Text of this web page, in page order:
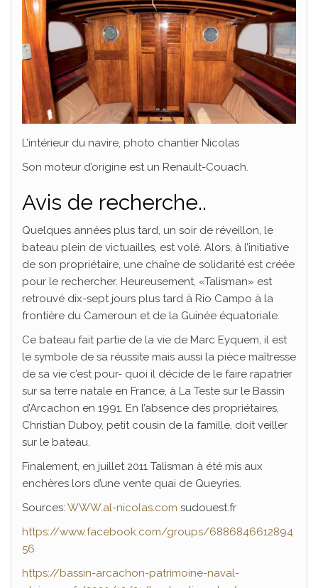
L’intérieur du navire, photo chantier Nicolas
Son moteur d’origine est un Renault-Couach.
Avis de recherche..
Quelques années plus tard, un soir de réveillon, le
bateau plein de victuailles, est volé. Alors, à l’initiative
de son propriétaire, une chaîne de solidarité est créée
pour le rechercher. Heureusement, «Talisman» est
retrouvé dix-sept jours plus tard à Rio Campo à la
frontière du Cameroun et de la Guinée équatoriale.
Ce bateau fait partie de la vie de Marc Eyquem, il est
le symbole de sa réussite mais aussi la pièce maîtresse
de sa vie c’est pour- quoi il décide de le faire rapatrier
sur sa terre natale en France, à La Teste sur le Bassin
d’Arcachon en 1991. En l’absence des propriétaires,
Christian Duboy, petit cousin de la famille, doit veiller
sur le bateau.
Finalement, en juillet 2011 Talisman à été mis aux
enchères lors d’une vente quai de Queyries.
Sources: WWW.al-nicolas.com sudouest.fr
https://www.facebook.com/groups/6886846612894
56
https://bassin-arcachon-patrimoine-naval-